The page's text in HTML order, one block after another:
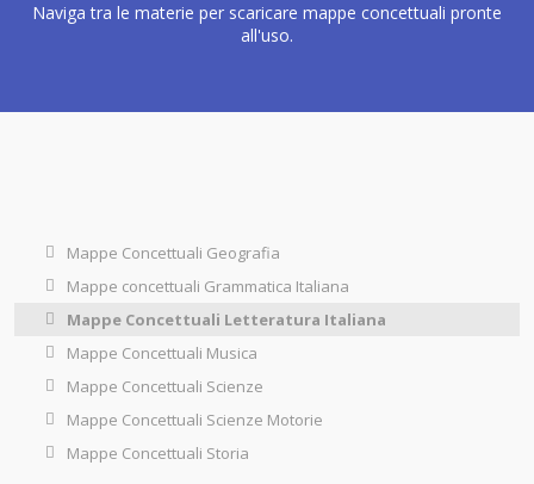
Naviga tra le materie per scaricare mappe concettuali pronte
all'uso.
Mappe Concettuali Geografia
Mappe concettuali Grammatica Italiana
Mappe Concettuali Letteratura Italiana
Mappe Concettuali Musica
Mappe Concettuali Scienze
Mappe Concettuali Scienze Motorie
Mappe Concettuali Storia